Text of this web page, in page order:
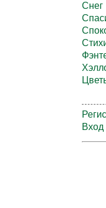
Снег
Вход